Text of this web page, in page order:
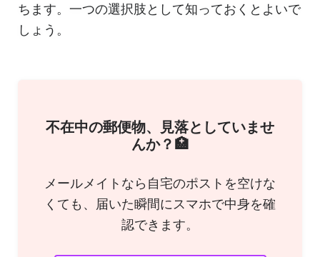
ちます。一つの選択肢として知っておくとよいで
しょう。
不在中の郵便物、見落としていませ
んか？🏥
メールメイトなら自宅のポストを空けな
くても、届いた瞬間にスマホで中身を確
認できます。